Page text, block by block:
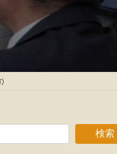
検索